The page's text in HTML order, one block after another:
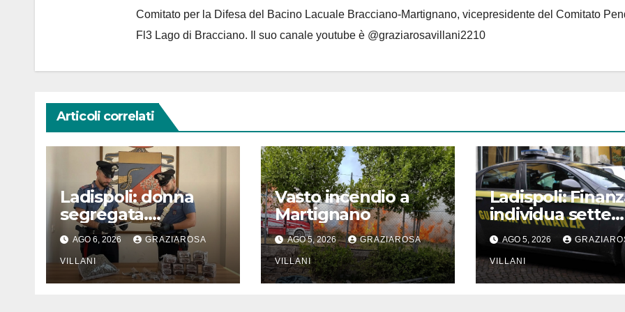
Comitato per la Difesa del Bacino Lacuale Bracciano-Martignano, vicepresidente del Comitato
Fl3 Lago di Bracciano. Il suo canale youtube è @graziarosavillani2210
Articoli correlati
Ladispoli: donna
segregata.
Operazione
dell’Arma
AGO 6, 2026 GRAZIAROSA
VILLANI
Vasto incendio a
Martignano
AGO 5, 2026 GRAZIAROSA
VILLANI
Ladispoli:
individua sette
lavoratori
AGO 5, 2026
VILLANI